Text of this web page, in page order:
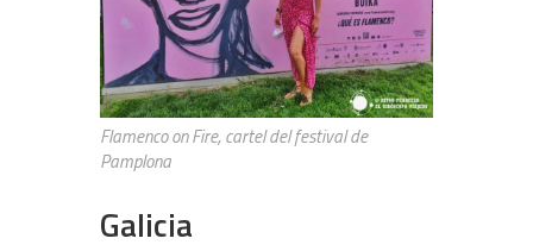
Flamenco on Fire, cartel del festival de
Pamplona
Galicia